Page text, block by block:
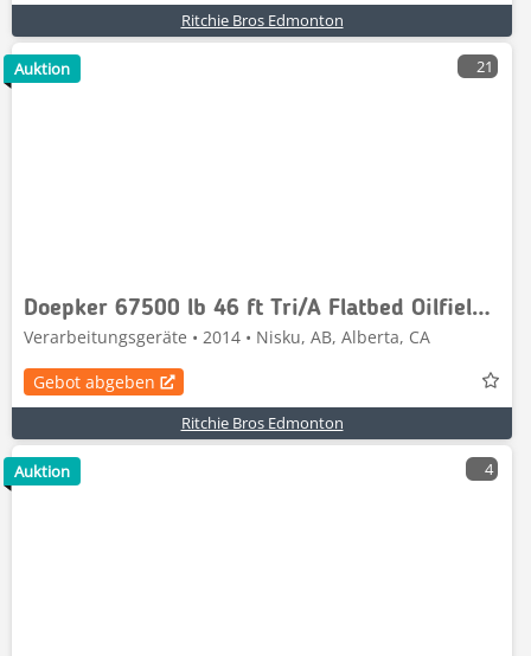
Ritchie Bros Edmonton
21
Doepker 67500 lb 46 ft Tri/A Flatbed Oilfield Trailer
Verarbeitungsgeräte • 2014 • Nisku, AB, Alberta, CA
Gebot abgeben
Ritchie Bros Edmonton
Auktion
4
Auktion